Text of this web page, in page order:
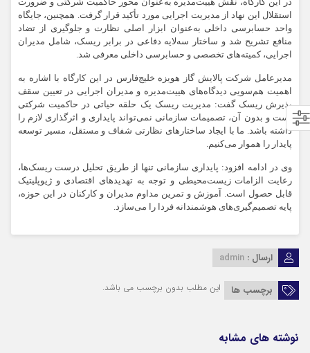
در این کارگاه، نقش هییت‌مدیره به‌عنوان محور حاکمیت شرکتی و ضرورت
استقلال این نهاد از مدیریت اجرایی مورد تأکید قرار گرفت. همچنین، جایگاه
واحد حسابرسی داخلی به‌عنوان ابزار اصلی نظارت و جلوگیری از تضاد
منافع تشریح شد و ساختار سه‌لایه دفاعی در برابر ریسک، شامل مدیران
اجرایی، کمیته‌های تخصصی و حسابرسی داخلی معرفی شد.
مدیرعامل شرکت پالایش گاز هویزه خلیج‌فارس در این کارگاه با اشاره به
اهمیت هم‌سویی دیدگاه‌های هییت‌مدیره و مدیران اجرایی در تعیین سقف
پذیرش ریسک گفت: مدیریت ریسک یک حلقه حیاتی در حاکمیت شرکتی
است و بدون آن، تصمیمات سازمانی نمی‌تواند پایداری و اثرگذاری لازم را
داشته باشد. ما با ایجاد ساختارهای نظارتی شفاف و مستقل، مسیر توسعه
پایدار را هموار می‌کنیم.
وی در ادامه افزود: پایداری سازمانی تنها از طریق تحلیل درست ریسک‌ها،
رعایت الزامات زیست‌محیطی و توجه به تهدیدهای اقتصادی و ژیوپلیتیک
قابل حصول است. آموزش و تمرین مداوم مدیران و کارکنان در این حوزه،
پایه تصمیم‌گیری‌های هوشمندانه فردا را می‌سازد.
ارسال : admin
برچسب ها این مطلب بدون برچسب می باشد.
نوشته های مشابه